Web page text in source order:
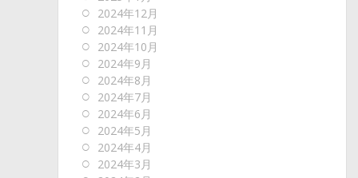
2024年12月
2024年11月
2024年10月
2024年9月
2024年8月
2024年7月
2024年6月
2024年5月
2024年4月
2024年3月